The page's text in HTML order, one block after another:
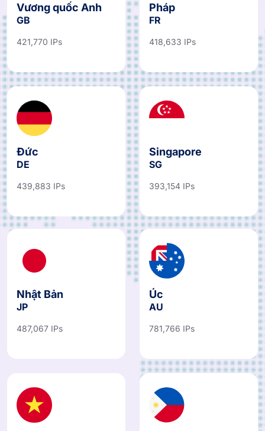
Vương quốc Anh
GB
421,770 IPs
Pháp
FR
418,633 IPs
Đức
DE
439,883 IPs
Singapore
SG
393,154 IPs
Nhật Bản
JP
487,067 IPs
Úc
AU
781,766 IPs